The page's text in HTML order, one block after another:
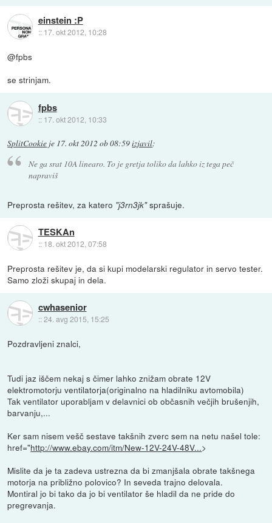
einstein :P
:: 17. okt 2012, 10:28
@fpbs
se strinjam.
fpbs
:: 17. okt 2012, 10:33
SplitCookie je 17. okt 2012 ob 08:59izjavil:
Ne ga srat 10A linearo. To je gretja toliko da lahko iz tega peč
napraviš
Preprosta rešitev, za katero "j3rn3jk"sprašuje.
TESKAn
:: 18. okt 2012, 07:58
Preprosta rešitev je, da si kupi modelarski regulator in servo tester.
Samo zloži skupaj in dela.
cwhasenior
::24. avg 2015, 15:25
Pozdravljeni znalci,
Tudi jaz iščem nekaj s čimer lahko znižam obrate 12V
elektromotorju ventilatorja(originalno na hladilniku avtomobila)
Tak ventilator uporabljam v delavnici ob občasnih večjih brušenjih,
barvanju,...
Ker sam nisem vešč sestave takšnih zverc sem na netu našel tole:
href="http://www.ebay.com/itm/New-12V-24V-48V...>
Mislite da je ta zadeva ustrezna da bi zmanjšala obrate takšnega
motorja na približno polovico? In seveda trajno delovala.
Montiral jo bi tako da jo bi ventilator še hladil da ne pride do
pregrevanja.